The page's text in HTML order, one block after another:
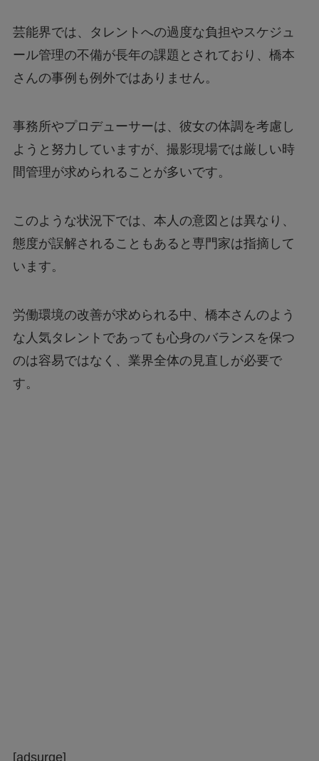
芸能界では、タレントへの過度な負担やスケジュ
ール管理の不備が長年の課題とされており、橋本
さんの事例も例外ではありません。
事務所やプロデューサーは、彼女の体調を考慮し
ようと努力していますが、撮影現場では厳しい時
間管理が求められることが多いです。
このような状況下では、本人の意図とは異なり、
態度が誤解されることもあると専門家は指摘して
います。
労働環境の改善が求められる中、橋本さんのよう
な人気タレントであっても心身のバランスを保つ
のは容易ではなく、業界全体の見直しが必要で
す。
[adsurge]